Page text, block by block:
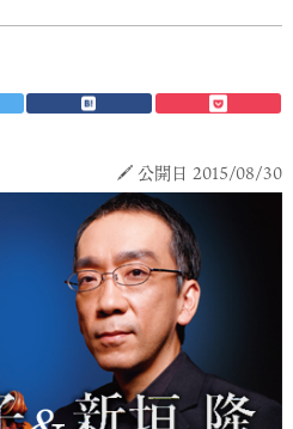
公開日 2015/08/30